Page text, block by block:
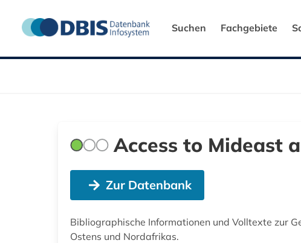
Suchen Fachgebiete
Access to Mideast
Zur Datenbank
Bibliographische Informationen und Volltexte zur
Ostens und Nordafrikas.